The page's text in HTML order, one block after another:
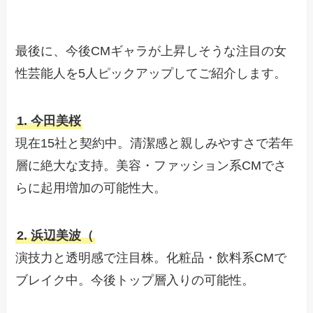
最後に、今後CMギャラが上昇しそうな注目の女
性芸能人を5人ピックアップしてご紹介します。
1. 今田美桜
現在15社と契約中。清潔感と親しみやすさで若年
層に絶大な支持。美容・ファッション系CMでさ
らに起用増加の可能性大。
2. 浜辺美波（
演技力と透明感で注目株。化粧品・飲料系CMで
ブレイク中。今後トップ層入りの可能性。